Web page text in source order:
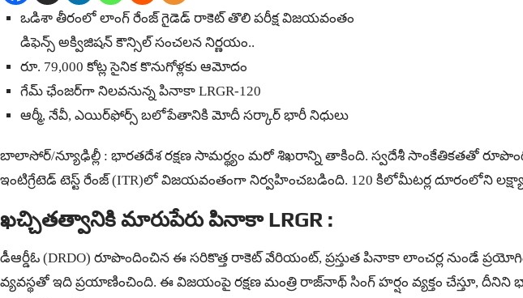
ఒడిశా తీరంలో లాంగ్ రేంజ్ గైడెడ్ రాకెట్ తొలి పరీక్ష విజయవంతం
డిఫెన్స్ అక్విజిషన్ కౌన్సిల్ సంచలన నిర్ణయం..
రూ. 79,000 కోట్ల సైనిక కొనుగోళ్లకు ఆమోదం
గేమ్ ఛేంజర్‌గా నిలవనున్న పినాకా LRGR-120
ఆర్మీ, నేవీ, ఎయిర్‌ఫోర్స్ బలోపేతానికి మోదీ సర్కార్ భారీ నిధులు
బాలాసోర్/న్యూఢిల్లీ : భారతదేశ రక్షణ సామర్థ్యం మరో శిఖరాన్ని తాకింది. స్వదేశీ సాంకేతికతతో
ఇంటిగ్రేటెడ్ టెస్ట్ రేంజ్ (ITR)లో విజయవంతంగా నిర్వహించబడింది. 120 కిలోమీటర్ల దూరంలోని
ఖచ్చితత్వానికి మారుపేరు పినాకా LRGR :
డీఆర్డీఓ (DRDO) రూపొందించిన ఈ సరికొత్త రాకెట్ వేరియంట్, ప్రస్తుత పినాకా లాంచర్ల నుండే
వ్యవస్థతో ఇది ప్రయాణించింది. ఈ విజయంపై రక్షణ మంత్రి రాజ్‌నాథ్ సింగ్ హర్షం వ్యక్తం చేస్తూ,